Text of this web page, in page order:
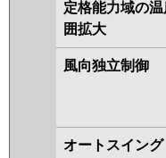
定格能力域の
囲拡大
風向独立制御
オートスイング